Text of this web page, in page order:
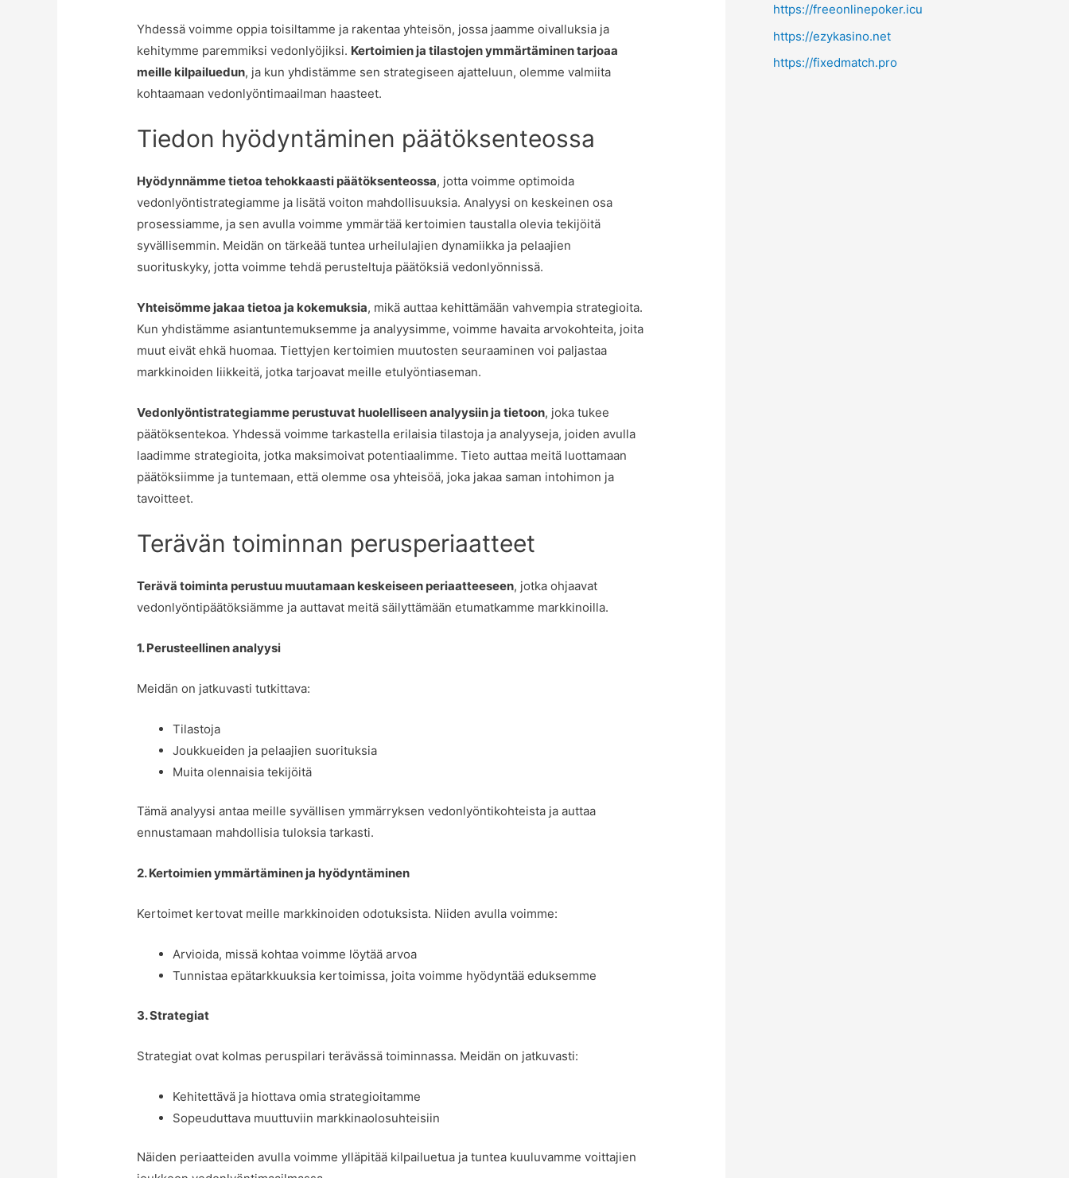
Yhdessä voimme oppia toisiltamme ja rakentaa yhteisön, jossa jaamme oivalluksia ja
kehitymme paremmiksi vedonlyöjiksi. Kertoimien ja tilastojen ymmärtäminen tarjoaa
meille kilpailuedun, ja kun yhdistämme sen strategiseen ajatteluun, olemme valmiita
kohtaamaan vedonlyöntimaailman haasteet.
Tiedon hyödyntäminen päätöksenteossa
Hyödynnämme tietoa tehokkaasti päätöksenteossa, jotta voimme optimoida
vedonlyöntistrategiamme ja lisätä voiton mahdollisuuksia. Analyysi on keskeinen osa
prosessiamme, ja sen avulla voimme ymmärtää kertoimien taustalla olevia tekijöitä
syvällisemmin. Meidän on tärkeää tuntea urheilulajien dynamiikka ja pelaajien
suorituskyky, jotta voimme tehdä perusteltuja päätöksiä vedonlyönnissä.
Yhteisömme jakaa tietoa ja kokemuksia, mikä auttaa kehittämään vahvempia strategioita.
Kun yhdistämme asiantuntemuksemme ja analyysimme, voimme havaita arvokohteita, joita
muut eivät ehkä huomaa. Tiettyjen kertoimien muutosten seuraaminen voi paljastaa
markkinoiden liikkeitä, jotka tarjoavat meille etulyöntiaseman.
Vedonlyöntistrategiamme perustuvat huolelliseen analyysiin ja tietoon, joka tukee
päätöksentekoa. Yhdessä voimme tarkastella erilaisia tilastoja ja analyyseja, joiden avulla
laadimme strategioita, jotka maksimoivat potentiaalimme. Tieto auttaa meitä luottamaan
päätöksiimme ja tuntemaan, että olemme osa yhteisöä, joka jakaa saman intohimon ja
tavoitteet.
Terävän toiminnan perusperiaatteet
Terävä toiminta perustuu muutamaan keskeiseen periaatteeseen, jotka ohjaavat
vedonlyöntipäätöksiämme ja auttavat meitä säilyttämään etumatkamme markkinoilla.
1. Perusteellinen analyysi
Meidän on jatkuvasti tutkittava:
Tilastoja
Joukkueiden ja pelaajien suorituksia
Muita olennaisia tekijöitä
Tämä analyysi antaa meille syvällisen ymmärryksen vedonlyöntikohteista ja auttaa
ennustamaan mahdollisia tuloksia tarkasti.
2. Kertoimien ymmärtäminen ja hyödyntäminen
Kertoimet kertovat meille markkinoiden odotuksista. Niiden avulla voimme:
Arvioida, missä kohtaa voimme löytää arvoa
Tunnistaa epätarkkuuksia kertoimissa, joita voimme hyödyntää eduksemme
3. Strategiat
Strategiat ovat kolmas peruspilari terävässä toiminnassa. Meidän on jatkuvasti:
Kehitettävä ja hiottava omia strategioitamme
Sopeuduttava muuttuviin markkinaolosuhteisiin
Näiden periaatteiden avulla voimme ylläpitää kilpailuetua ja tuntea kuuluvamme voittajien
https://freeonlinepoker.icu
https://ezykasino.net
https://fixedmatch.pro